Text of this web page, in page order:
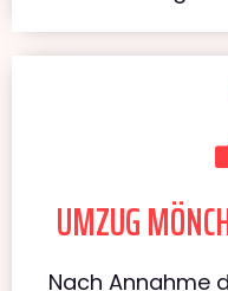
UMZUG
Nach Annahme